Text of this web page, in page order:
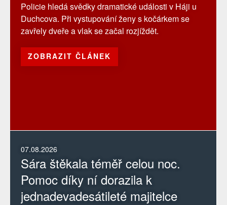
07.08.2026
Sára štěkala téměř celou noc.
Pomoc díky ní dorazila k
jednadevadesátileté majitelce
Policie hledá svědky dramatické události v Háji u
Duchcova. Při vystupování ženy s kočárkem se
zavřely dveře a vlak se začal rozjíždět.
ZOBRAZIT ČLÁNEK